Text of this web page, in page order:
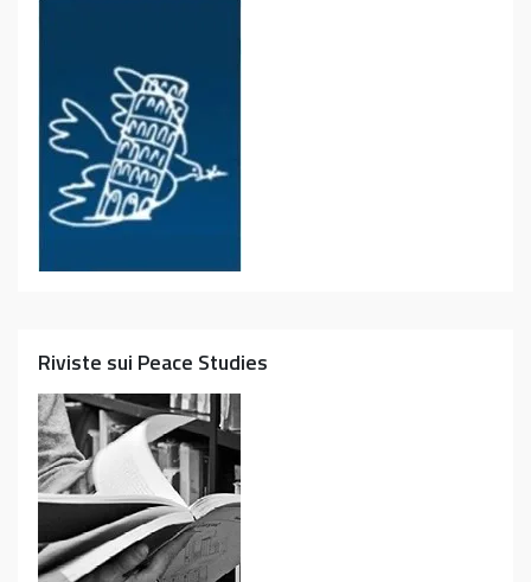
Riviste sui Peace Studies